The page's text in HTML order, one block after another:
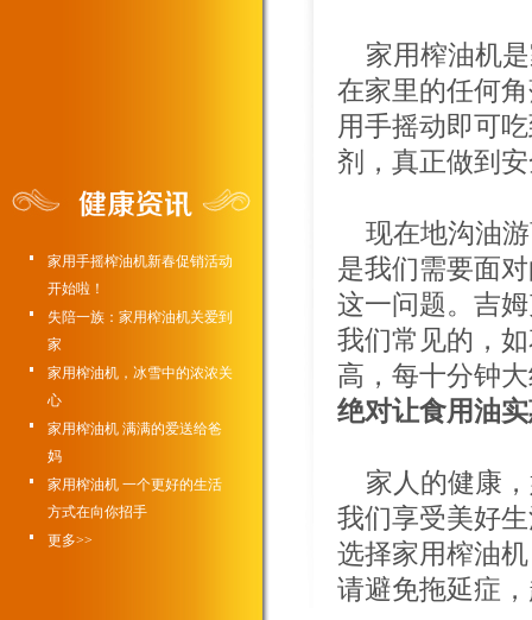
家用手摇榨油机新春促销活动
开始啦！
失陪一族：家用榨油机关爱到
家
家用榨油机，冰雪中的浓浓关
心
家用榨油机 满满的爱送给爸
妈
家用榨油机 一个更好的生活
方式在向你招手
更多>>
家用榨油机是
在家里的任何
用手摇动即可
剂，真正做到
现在地沟油游
是我们需要面
这一问题。吉
我们常见的，
高，每十分钟
绝对让食用油
家人的健康，
我们享受美好
选择家用榨油
请避免拖延症